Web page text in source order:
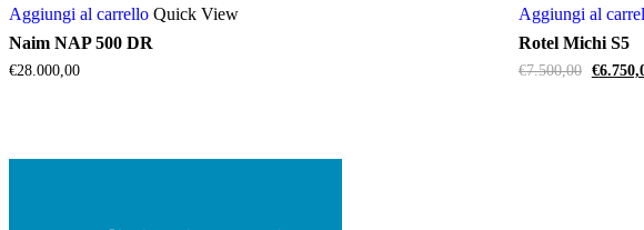
Aggiungi al carrello Quick View
Naim NAP 500 DR
€28.000,00
Aggiungi al
Rotel Michi S5
€7.500,00
Il
€